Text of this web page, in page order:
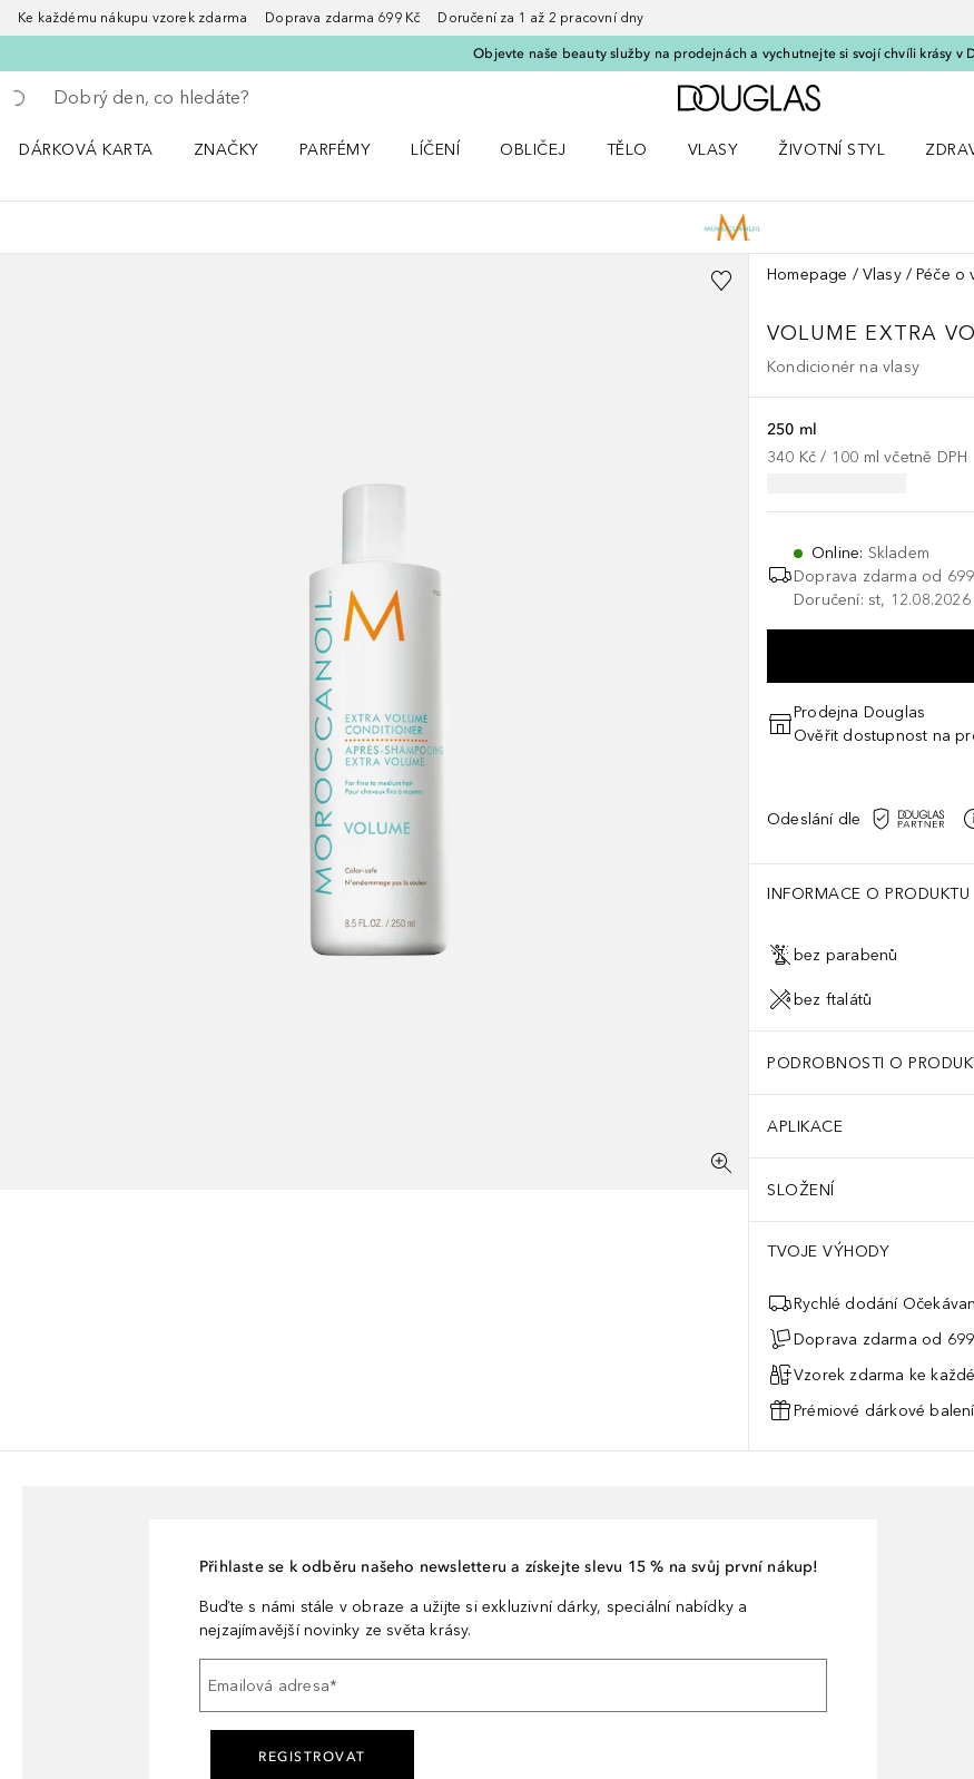
Ke každému nákupu vzorek zdarma Doprava zdarma 699 Kč Doručení za 1 až 2 pracovní dny
Objevte naše beauty služby na prodejnách a vychutnejte si svojí chvíli krásy v
Vraťte se
Proveďte vyhledávání
Domů
DÁRKOVÁ KARTA
ZNAČKY
PARFÉMY
LÍČENÍ
OBLIČEJ
TĚLO
VLASY
ŽIVOTNÍ STYL
Homepage Vlasy Péče o
VOLUME EXTRA
Kondicionér na vlasy
250 ml
340 Kč / 100 ml včetně DPH
Online: Skladem
Doprava zdarma od
Doručení: st,
Prodejna Douglas
Ověřit dostupnost na
Odeslání dle
INFORMACE O PRODUKTU
bez parabenů
bez ftalátů
PODROBNOSTI O
APLIKACE
SLOŽENÍ
TVOJE VÝHODY
Rychlé dodání
Doprava zdarma od
Vzorek zdarma ke
Prémiové dárkové
Přihlaste se k odběru našeho newsletteru a získejte slevu 15 % na svůj první nákup!
Buďte s námi stále v obraze a užijte si exkluzivní dárky, speciální nabídky a
nejzajímavější novinky ze světa krásy.
Emailová adresa*
REGISTROVAT